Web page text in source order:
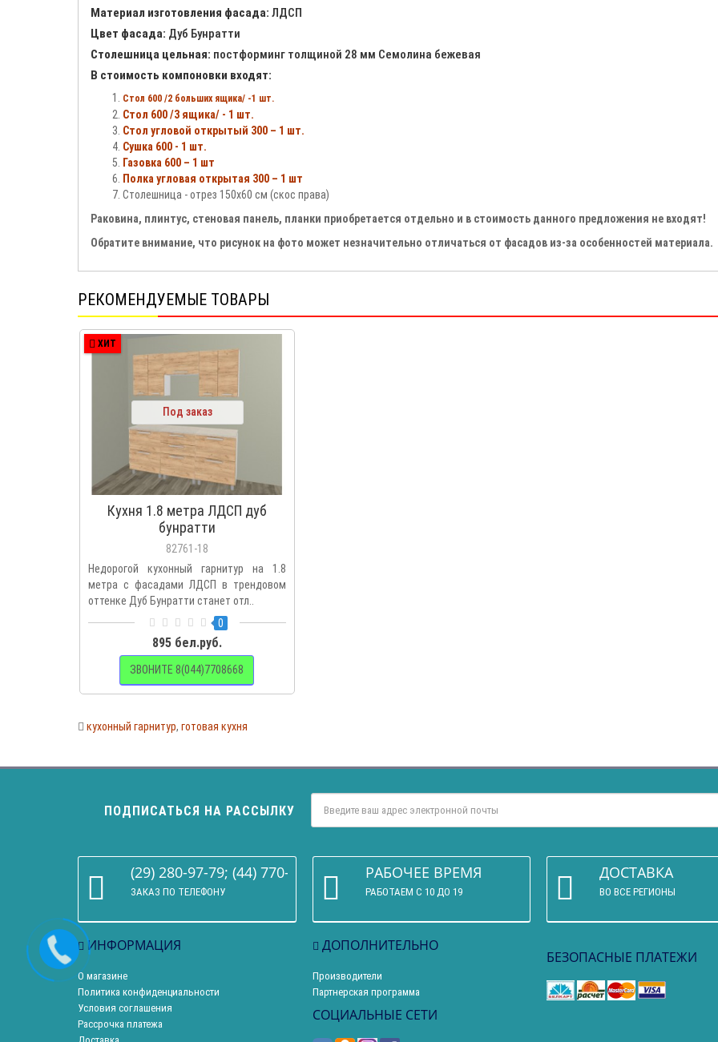
Материал изготовления фасада: ЛДСП
Цвет фасада: Дуб Бунратти
Столешница цельная: постформинг толщиной 28 мм Семолина бежевая
В стоимость компоновки входят:
Стол 600 /2 больших ящика/ -1 шт.
Стол 600 /3 ящика/ - 1 шт.
Стол угловой открытый 300 – 1 шт.
Сушка 600 - 1 шт.
Газовка 600 – 1 шт
Полка угловая открытая 300 – 1 шт
Столешница - отрез 150х60 см (скос права)
Раковина, плинтус, стеновая панель, планки приобретается отдельно и в стоимость данного предложения не входят!
Обратите внимание, что рисунок на фото может незначительно отличаться от фасадов из-за особенностей материала.
РЕКОМЕНДУЕМЫЕ ТОВАРЫ
ХИТ
Под заказ
Кухня 1.8 метра ЛДСП дуб
бунратти
82761-18
Недорогой кухонный гарнитур на 1.8
метра с фасадами ЛДСП в трендовом
оттенке Дуб Бунратти станет отл..
0
895 бел.руб.
ЗВОНИТЕ 8(044)7708668
кухонный гарнитур, готовая кухня
ПОДПИСАТЬСЯ НА РАССЫЛКУ
(29) 280-97-79; (44) 770-86-68
ЗАКАЗ ПО ТЕЛЕФОНУ
РАБОЧЕЕ ВРЕМЯ
РАБОТАЕМ С 10 ДО 19
ДОСТАВКА
ВО ВСЕ РЕГИОНЫ
ИНФОРМАЦИЯ
О магазине
Политика конфиденциальности
Условия соглашения
Рассрочка платежа
ДОПОЛНИТЕЛЬНО
Производители
Партнерская программа
СОЦИАЛЬНЫЕ СЕТИ
БЕЗОПАСНЫЕ ПЛАТЕЖИ